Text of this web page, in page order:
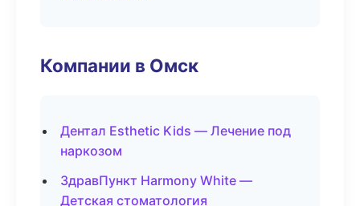
Компании в Омск
Дентал Esthetic Kids — Лечение под
наркозом
ЗдравПункт Harmony White —
Детская стоматология